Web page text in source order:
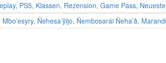
PS5, Klassen, Rezension, Game Pass,
Ñehesa’ỹijo, Ñembosarái Ñeha’ã,